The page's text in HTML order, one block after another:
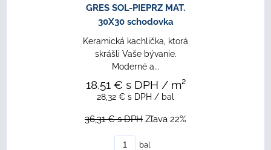
GRES SOL-PIEPRZ MAT.
30X30 schodovka
Keramická kachlička, ktorá
skrášli Vaše bývanie.
Moderné a...
18,51 € s DPH / m²
28,32 € s DPH / bal
36,31 €s DPH Zľava 22%
bal